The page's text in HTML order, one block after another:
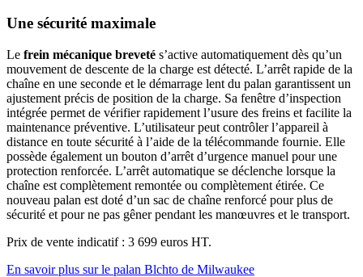
Une sécurité maximale
Le frein mécanique breveté s’active automatiquement dès qu’un
mouvement de descente de la charge est détecté. L’arrêt rapide de la
chaîne en une seconde et le démarrage lent du palan garantissent un
ajustement précis de position de la charge. Sa fenêtre d’inspection
intégrée permet de vérifier rapidement l’usure des freins et facilite la
maintenance préventive. L’utilisateur peut contrôler l’appareil à
distance en toute sécurité à l’aide de la télécommande fournie. Elle
possède également un bouton d’arrêt d’urgence manuel pour une
protection renforcée. L’arrêt automatique se déclenche lorsque la
chaîne est complètement remontée ou complètement étirée. Ce
nouveau palan est doté d’un sac de chaîne renforcé pour plus de
sécurité et pour ne pas gêner pendant les manœuvres et le transport.
Prix de vente indicatif : 3 699 euros HT.
En savoir plus sur le palan Blchto de Milwaukee